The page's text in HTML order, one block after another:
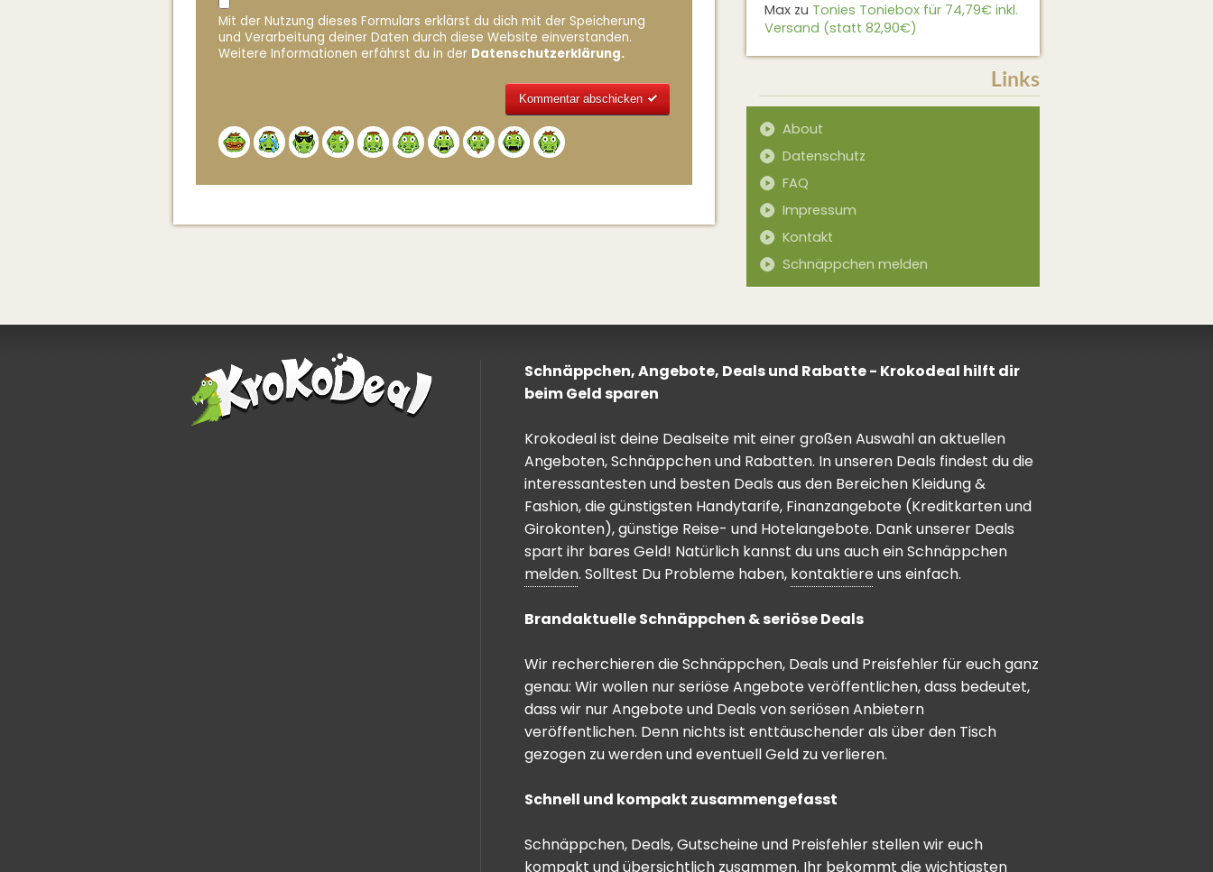
Mit der Nutzung dieses Formulars erklärst du dich mit der Speicherung
und Verarbeitung deiner Daten durch diese Website einverstanden.
Weitere Informationen erfährst du in der Datenschutzerklärung.
Max zu Tonies Toniebox für 74,79€ inkl.
Versand (statt 82,90€)
Links
About
Datenschutz
FAQ
Impressum
Kontakt
Schnäppchen melden
Schnäppchen, Angebote, Deals und Rabatte - Krokodeal hilft dir
beim Geld sparen
Krokodeal ist deine Dealseite mit einer großen Auswahl an aktuellen
Angeboten, Schnäppchen und Rabatten. In unseren Deals findest du die
interessantesten und besten Deals aus den Bereichen Kleidung &
Fashion, die günstigsten Handytarife, Finanzangebote (Kreditkarten und
Girokonten), günstige Reise- und Hotelangebote. Dank unserer Deals
spart ihr bares Geld! Natürlich kannst du uns auch ein Schnäppchen
melden. Solltest Du Probleme haben, kontaktiere uns einfach.
Brandaktuelle Schnäppchen & seriöse Deals
Wir recherchieren die Schnäppchen, Deals und Preisfehler für euch ganz
genau: Wir wollen nur seriöse Angebote veröffentlichen, dass bedeutet,
dass wir nur Angebote und Deals von seriösen Anbietern
veröffentlichen. Denn nichts ist enttäuschender als über den Tisch
gezogen zu werden und eventuell Geld zu verlieren.
Schnell und kompakt zusammengefasst
Schnäppchen, Deals, Gutscheine und Preisfehler stellen wir euch
kompakt und übersichtlich zusammen. Ihr bekommt die wichtigsten